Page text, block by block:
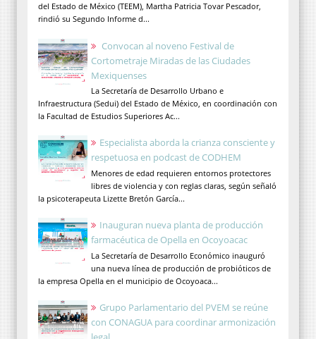
del Estado de México (TEEM), Martha Patricia Tovar Pescador,
rindió su Segundo Informe d...
Convocan al noveno Festival de
Cortometraje Miradas de las Ciudades
Mexiquenses
La Secretaría de Desarrollo Urbano e
Infraestructura (Sedui) del Estado de México, en coordinación con
la Facultad de Estudios Superiores Ac...
Especialista aborda la crianza consciente y
respetuosa en podcast de CODHEM
Menores de edad requieren entornos protectores
libres de violencia y con reglas claras, según señaló
la psicoterapeuta Lizette Bretón García...
Inauguran nueva planta de producción
farmacéutica de Opella en Ocoyoacac
La Secretaría de Desarrollo Económico inauguró
una nueva línea de producción de probióticos de
la empresa Opella en el municipio de Ocoyoaca...
Grupo Parlamentario del PVEM se reúne
con CONAGUA para coordinar armonización